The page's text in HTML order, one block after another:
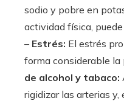
sodio y pobre en
actividad física,
– Estrés: El estrés
forma considerable la
de alcohol y tabaco:
rigidizar las arterias y,